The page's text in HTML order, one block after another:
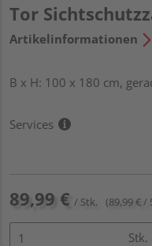
Tor
Artikelinformationen
B x H: 100 x 180 cm,
Services
89,99 € / Stk. (89,99 € /
Stk.